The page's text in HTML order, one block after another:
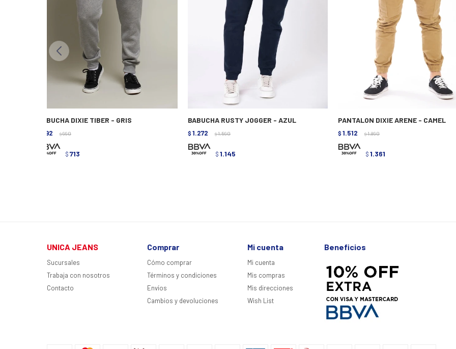
BABUCHA DIXIE TIBER - GRIS
792 $ 990
$ 713
BABUCHA RUSTY JOGGER - AZUL
$ 1.272 $ 1.590
$ 1.145
PANTALON DIXIE ARENE - CAMEL
$ 1.512 $ 1.890
$ 1.361
UNICA JEANS
Sucursales
Trabaja con nosotros
Contacto
Comprar
Cómo comprar
Términos y condiciones
Envíos
Cambios y devoluciones
Mi cuenta
Mi cuenta
Mis compras
Mis direcciones
Wish List
Beneficios